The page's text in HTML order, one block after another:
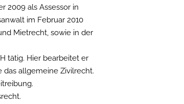
2009 als Assessor in
im Februar 2010
Mietrecht, sowie in der
tätig. Hier bearbeitet er
das allgemeine Zivilrecht.